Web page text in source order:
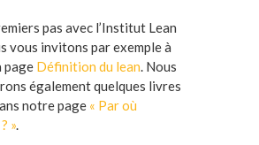
pas avec l’Institut Lean
vous invitons par exemple à
page Définition du lean. Nous
également quelques livres
notre page « Par où
».